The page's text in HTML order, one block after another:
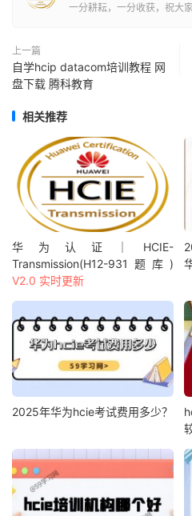
一分耕耘，一分收获，祝大
上一篇
自学hcip datacom培训教程 网
盘下载 腾科教育
相关推荐
华为认证｜HCIE-
Transmission(H12-931题库)
V2.0 实时更新
2025年华为hcie考试费用多少？